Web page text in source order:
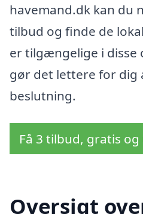
havemand.dk kan du
tilbud og finde de
er tilgængelige i disse
gør det lettere for
beslutning.
Få 3 tilbud, gratis
Oversigt